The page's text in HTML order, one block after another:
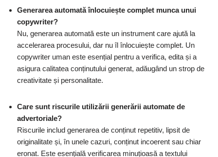
Generarea automată înlocuiește complet munca unui
copywriter?
Nu, generarea automată este un instrument care ajută la
accelerarea procesului, dar nu îl înlocuiește complet. Un
copywriter uman este esențial pentru a verifica, edita și a
asigura calitatea conținutului generat, adăugând un strop de
creativitate și personalitate.
Care sunt riscurile utilizării generării automate de
advertoriale?
Riscurile includ generarea de conținut repetitiv, lipsit de
originalitate și, în unele cazuri, conținut incoerent sau chiar
eronat. Este esențială verificarea minuțioasă a textului